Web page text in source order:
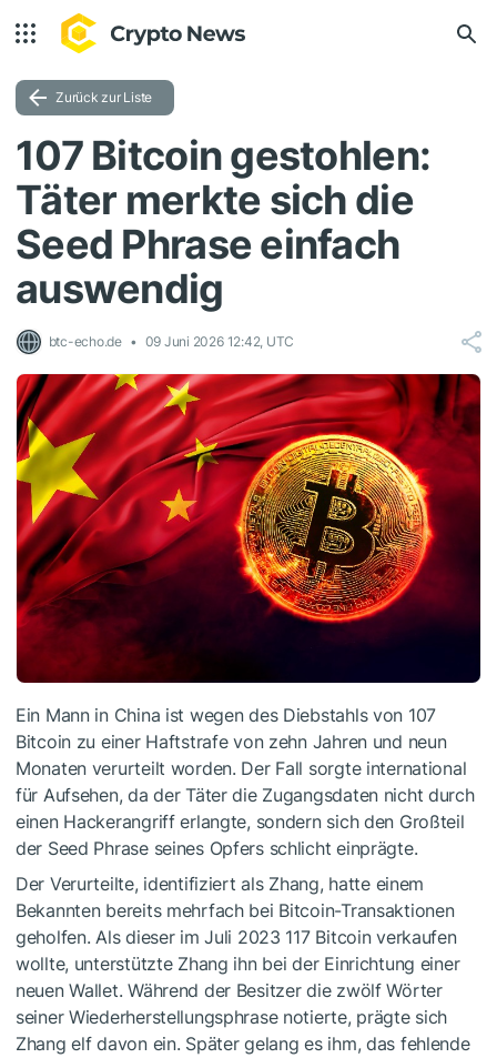
Zurück zur Liste
107 Bitcoin gestohlen:
Täter merkte sich die
Seed Phrase einfach
auswendig
btc-echo.de 09 Juni 2026 12:42, UTC
Ein Mann in China ist wegen des Diebstahls von 107
Bitcoin zu einer Haftstrafe von zehn Jahren und neun
Monaten verurteilt worden. Der Fall sorgte international
für Aufsehen, da der Täter die Zugangsdaten nicht durch
einen Hackerangriff erlangte, sondern sich den Großteil
der Seed Phrase seines Opfers schlicht einprägte.
Der Verurteilte, identifiziert als Zhang, hatte einem
Bekannten bereits mehrfach bei Bitcoin-Transaktionen
geholfen. Als dieser im Juli 2023 117 Bitcoin verkaufen
wollte, unterstützte Zhang ihn bei der Einrichtung einer
neuen Wallet. Während der Besitzer die zwölf Wörter
seiner Wiederherstellungsphrase notierte, prägte sich
Zhang elf davon ein. Später gelang es ihm, das fehlende